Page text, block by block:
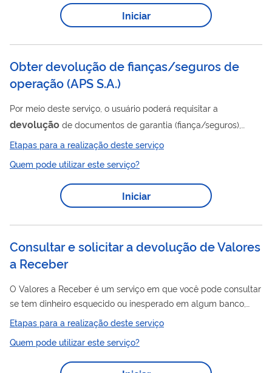
Iniciar
Obter devolução de fianças/seguros de
operação (APS S.A.)
Por meio deste serviço, o usuário poderá requisitar a
devolução de documentos de garantia (fiança/seguros),
pertinentes a movimentação/serviços.
Etapas para a realização deste serviço
Quem pode utilizar este serviço?
Iniciar
Consultar e solicitar a devolução de Valores
a Receber
O Valores a Receber é um serviço em que você pode consultar
se tem dinheiro esquecido ou inesperado em algum banco,
consórcio ou outra instituição financeira e, caso tenha, mostra
como resgatar o valor. Acesse o Sistema Valores a Receber
(SVR) com sua Conta gov.br, nível prata ou ouro e com
verificação em duas etapas habilitada, para saber qual o valor
Etapas para a realização deste serviço
Quem pode utilizar este serviço?